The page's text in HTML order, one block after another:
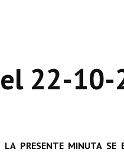
22-10-
PRESENTE MINUTA SE